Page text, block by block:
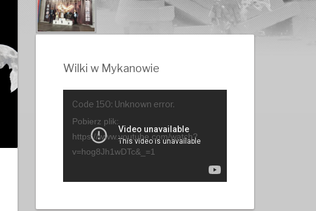
Wilki w Mykanowie
Code 150: Unknown error.
Pobierz plik:
https://www.youtube.com/watch?
v=hog8Jh1wDTc&_=1